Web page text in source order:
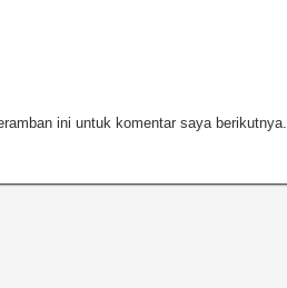
ini untuk komentar saya berikutnya.